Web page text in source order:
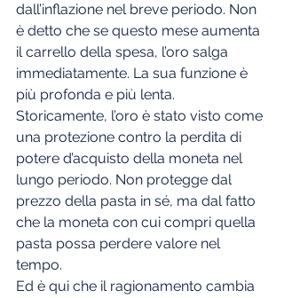
dall’inflazione nel breve periodo. Non
è detto che se questo mese aumenta
il carrello della spesa, l’oro salga
immediatamente. La sua funzione è
più profonda e più lenta.
Storicamente, l’oro è stato visto come
una protezione contro la perdita di
potere d’acquisto della moneta nel
lungo periodo. Non protegge dal
prezzo della pasta in sé, ma dal fatto
che la moneta con cui compri quella
pasta possa perdere valore nel
tempo.
Ed è qui che il ragionamento cambia